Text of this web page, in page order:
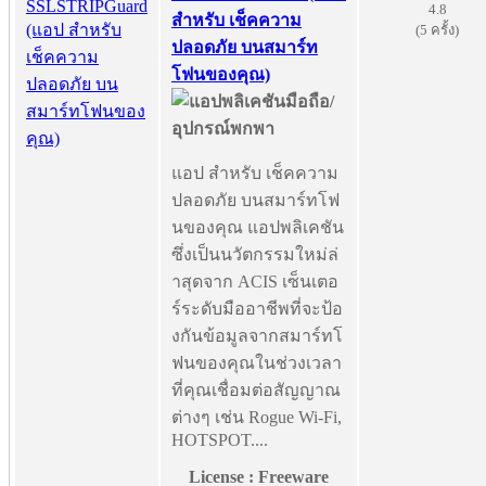
สำหรับ เช็คความ
ปลอดภัย บนสมาร์ท
โฟนของคุณ)
แอป สำหรับ เช็คความ
ปลอดภัย บนสมาร์ทโฟ
นของคุณ แอปพลิเคชัน
ซึ่งเป็นนวัตกรรมใหม่ล่
าสุดจาก ACIS เซ็นเตอ
ร์ระดับมืออาชีพที่จะป้อ
งกันข้อมูลจากสมาร์ทโ
ฟนของคุณในช่วงเวลา
ที่คุณเชื่อมต่อสัญญาณ
ต่างๆ เช่น Rogue Wi-Fi,
HOTSPOT....
License : Freeware
4.8
(5 ครั้ง)